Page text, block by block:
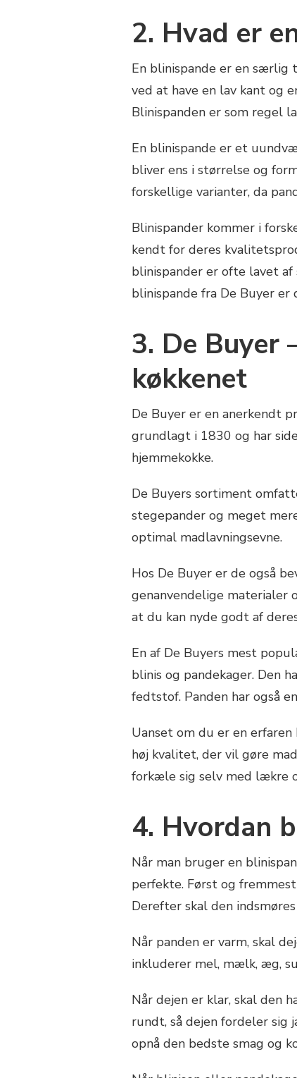
2. Hvad er
En blinispande er en særlig
ved at have en lav kant og
Blinispanden er som regel
En blinispande er et
bliver ens i størrelse og
forskellige varianter, da
Blinispander kommer i
kendt for deres
blinispander er ofte lavet
blinispande fra De Buyer er
3. De Buyer
køkkenet
De Buyer er en anerkendt
grundlagt i 1830 og har
hjemmekokke.
De Buyers sortiment
stegepander og meget
optimal madlavningsevne.
Hos De Buyer er de også
genanvendelige materialer
at du kan nyde godt af
En af De Buyers mest
blinis og pandekager. Den
fedtstof. Panden har også
Uanset om du er en
høj kvalitet, der vil gøre
forkæle sig selv med lækre
4. Hvordan
Når man bruger en
perfekte. Først og
Derefter skal den
Når panden er varm, skal
inkluderer mel, mælk, æg,
Når dejen er klar, skal den
rundt, så dejen fordeler
opnå den bedste smag og